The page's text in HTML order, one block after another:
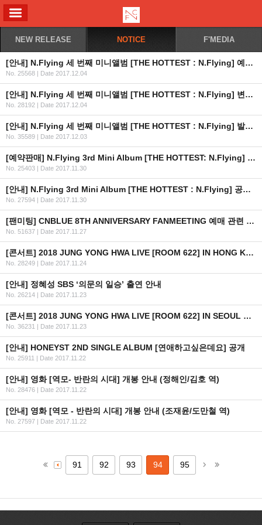
NEW RELEASE NOTICE F'MEDIA
[안내] N.Flying 세 번째 미니앨범 [THE HOTTEST : N.Flying] 예약 판매 팬사인회 취소 안내
No. 25568 | Date 2017.12.04
[안내] N.Flying 세 번째 미니앨범 [THE HOTTEST : N.Flying] 변경 발매일 공지
No. 28192 | Date 2017.12.04
[안내] N.Flying 세 번째 미니앨범 [THE HOTTEST : N.Flying] 발매 일정 변경 안내
No. 35589 | Date 2017.12.03
[예약판매] N.Flying 3rd Mini Album [THE HOTTEST: N.Flying] 예약판매 안내(수정)
No. 25403 | Date 2017.11.30
[안내] N.Flying 3rd Mini Album [THE HOTTEST : N.Flying] 공개 일정 안내
No. 27594 | Date 2017.11.30
[팬미팅] CNBLUE 8TH ANNIVERSARY FANMEETING 예매 관련 팬클럽 가입 일정 안내
No. 51637 | Date 2017.11.27
[콘서트] 2018 JUNG YONG HWA LIVE [ROOM 622] IN HONG KONG
No. 28249 | Date 2017.11.24
[안내] 정혜성 SBS ‘의문의 일승’ 출연 안내
No. 26214 | Date 2017.11.23
[콘서트] 2018 JUNG YONG HWA LIVE [ROOM 622] IN SEOUL 선행 및 일반 예매 안내
No. 36231 | Date 2017.11.23
[안내] HONEYST 2ND SINGLE ALBUM [연애하고싶은데요] 공개
No. 25911 | Date 2017.11.22
[안내] 영화 [역모- 반란의 시대] 개봉 안내 (정해인/김호 역)
No. 28476 | Date 2017.11.22
[안내] 영화 [역모 - 반란의 시대] 개봉 안내 (조재윤/도만철 역)
No. 27597 | Date 2017.11.22
91 92 93 94 95